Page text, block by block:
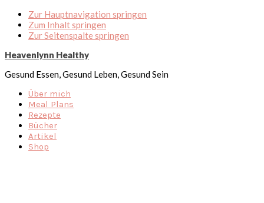
Zur Hauptnavigation springen
Zum Inhalt springen
Zur Seitenspalte springen
Heavenlynn Healthy
Gesund Essen, Gesund Leben, Gesund Sein
Über mich
Meal Plans
Rezepte
Bücher
Artikel
Shop